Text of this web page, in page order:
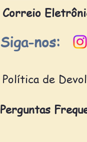
Correio
Siga-nos:
Política de
Perguntas